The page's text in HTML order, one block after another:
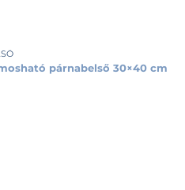
párnabelső 30×40 cm